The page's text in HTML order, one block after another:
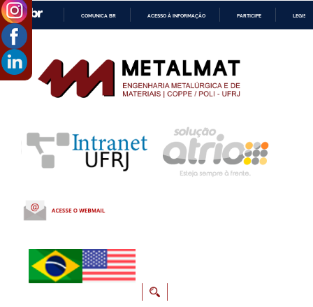
CONTEÚDO
COMUNICA BR ACESSO À INFORMAÇÃO PARTICIPE